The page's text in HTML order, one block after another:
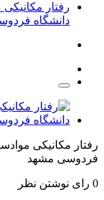
رفتار
دانشگاه
رفتار مکانیکی
فردوسی مشهد
0 رای نوشتن نظر